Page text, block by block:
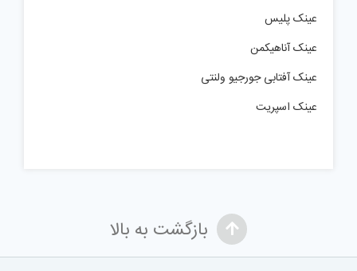
عینک پلیس
عینک آناهیکمن
عینک آفتابی جورجیو ولنتی
عینک اسپریت
بازگشت به بالا